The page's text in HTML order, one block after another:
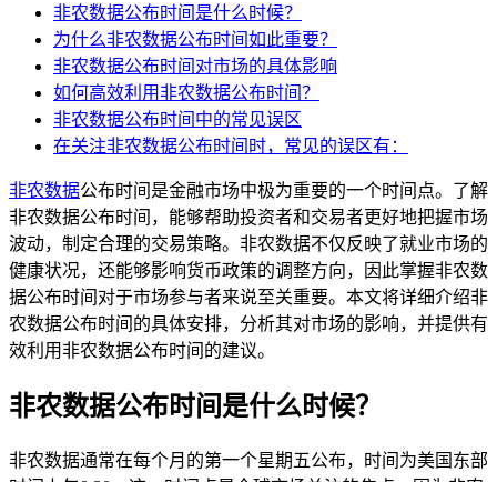
非农数据公布时间是什么时候？
为什么非农数据公布时间如此重要？
非农数据公布时间对市场的具体影响
如何高效利用非农数据公布时间？
非农数据公布时间中的常见误区
在关注非农数据公布时间时，常见的误区有：
非农数据公布时间是金融市场中极为重要的一个时间点。了解
非农数据公布时间，能够帮助投资者和交易者更好地把握市场
波动，制定合理的交易策略。非农数据不仅反映了就业市场的
健康状况，还能够影响货币政策的调整方向，因此掌握非农数
据公布时间对于市场参与者来说至关重要。本文将详细介绍非
农数据公布时间的具体安排，分析其对市场的影响，并提供有
效利用非农数据公布时间的建议。
非农数据公布时间是什么时候？
非农数据通常在每个月的第一个星期五公布，时间为美国东部